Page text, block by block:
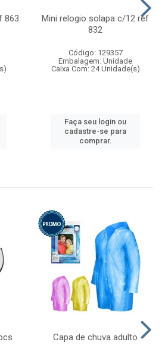
863
Mini relogio solapa c/12 ref
832
Código: 129357
Embalagem: Unidade
Caixa Com: 24 Unidade(s)
Faça seu login ou
cadastre-se para
comprar.
Capa de chuva adulto